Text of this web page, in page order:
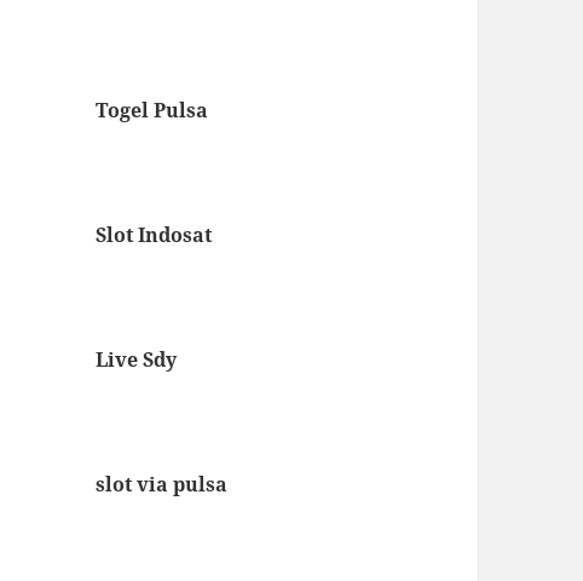
Togel Pulsa
Slot Indosat
Live Sdy
slot via pulsa